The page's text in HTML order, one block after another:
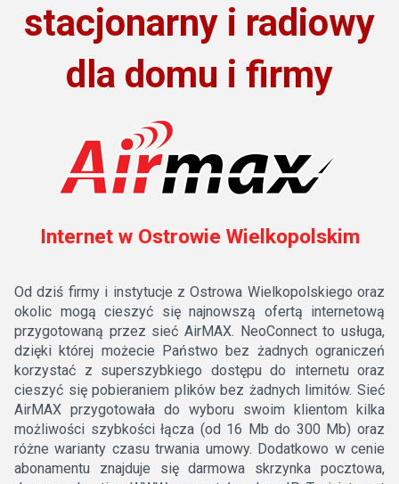
stacjonarny i radiowy
dla domu i firmy
Internet w Ostrowie Wielkopolskim
Od dziś firmy i instytucje z Ostrowa Wielkopolskiego oraz
okolic mogą cieszyć się najnowszą ofertą internetową
przygotowaną przez sieć AirMAX. NeoConnect to usługa,
dzięki której możecie Państwo bez żadnych ograniczeń
korzystać z superszybkiego dostępu do internetu oraz
cieszyć się pobieraniem plików bez żadnych limitów. Sieć
AirMAX przygotowała do wyboru swoim klientom kilka
możliwości szybkości łącza (od 16 Mb do 300 Mb) oraz
różne warianty czasu trwania umowy. Dodatkowo w cenie
abonamentu znajduje się darmowa skrzynka pocztowa,